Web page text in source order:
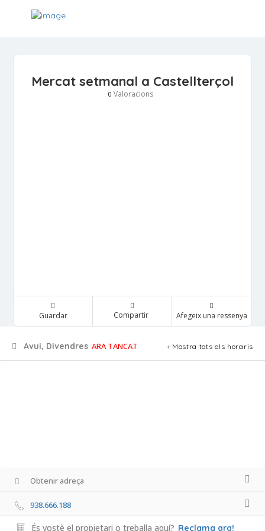
Mercat setmanal a Castellterçol
0 Valoracions
Guardar Compartir Afegeix una ressenya
Avui, Divendres ARA TANCAT Mostra tots els horaris
Obtenir adreça
938.666.188
És vostè el propietari o treballa aquí? Reclama ara!